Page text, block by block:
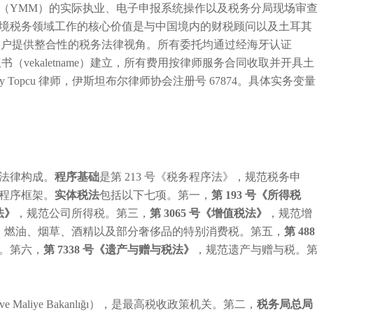
YMM）的实际执业、电子申报系统操作以及税务分局现场审查
税务领域工作的核心价值是与中国境内的财税顾问以及土耳其
提供整合性的税务法律视角。所有委托均通过经海牙认证
（vekaletname）建立，所有费用按律师服务合同收取并开具土
Topcu 律师，伊斯坦布尔律师协会注册号 67874。具体实务变量
律构成。 程序基础是第 213 号《税务程序法》，规范税务申
序框架。 实体税法包括以下七项。第一， 第 193 号《所得税
，规范公司所得税。第三， 第 3065 号《增值税法》
，规范增
燃油、烟草、酒精以及部分奢侈品的特别消费税。第五， 第 488
第六， 第 7338 号《遗产与赠与税法》
，规范遗产与赠与税。第
ve Maliye Bakanlığı），是最高税收政策机关。第二， 税务局总局